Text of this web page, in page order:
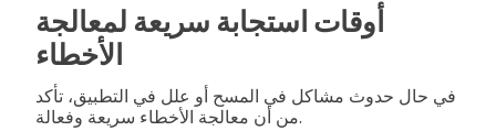
أوقات استجابة سريعة لمعالجة
الأخطاء
في حال حدوث مشاكل في المسح أو علل في التطبيق، تأكد
من أن معالجة الأخطاء سريعة وفعالة.